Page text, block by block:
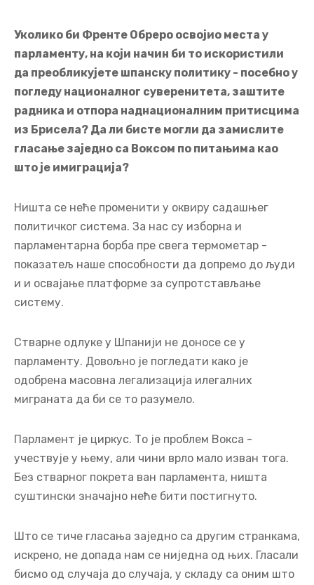
Уколико би Френте Обреро освојио места у
парламенту, на који начин би то искористили
да преобликујете шпанску политику - посебно у
погледу националног суверенитета, заштите
радника и отпора наднационалним притисцима
из Брисела? Да ли бисте могли да замислите
гласање заједно са Воксом по питањима као
што је имиграција?
Ништа се неће променити у оквиру садашњег
политичког система. За нас су изборна и
парламентарна борба пре свега термометар -
показатељ наше способности да допремо до људи
и и освајање платформе за супротстављање
систему.
Стварне одлуке у Шпанији не доносе се у
парламенту. Довољно је погледати како је
одобрена масовна легализација илегалних
миграната да би се то разумело.
Парламент је циркус. То је проблем Вокса -
учествује у њему, али чини врло мало изван тога.
Без стварног покрета ван парламента, ништа
суштински значајно неће бити постигнуто.
Што се тиче гласања заједно са другим странкама,
искрено, не допада нам се ниједна од њих. Гласали
бисмо од случаја до случаја, у складу са оним што